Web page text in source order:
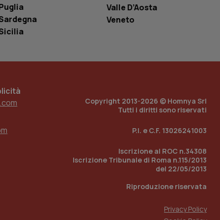
Valle D’Aosta
Veneto
Copyright 2013-2026 © Homnya Srl
Tutti i diritti sono riservati
P.I. e C.F. 13026241003
Iscrizione al ROC n.34308
Iscrizione Tribunale di Roma n.115/2013
del 22/05/2013
Riproduzione riservata
Privacy Policy
in cui viene
sito, ma un
di accesso per
per mantenere
traccia
incorporati
del sito web sta
di
traccia